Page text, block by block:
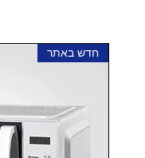
חדש באתר